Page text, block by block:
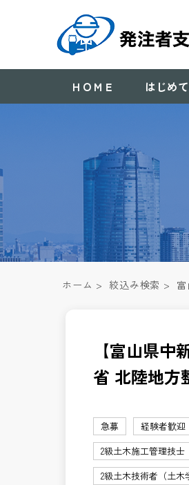
ＨＯＭＥ はじめ
ホーム > 絞込み検索 >
【富山県
省 北陸地方
急募 経験者歓迎
2級土木施工管理技士
2級土木技術者（土木